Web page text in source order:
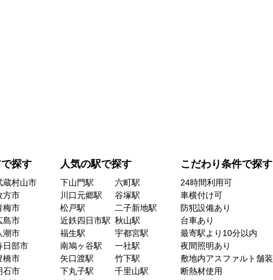
探す
蔵村山市
方市
梅市
島市
潮市
日部市
橋市
石市
人気の駅で探す
下山門駅
六町駅
川口元郷駅
谷塚駅
松戸駅
二子新地駅
近鉄四日市駅 秋山駅
福生駅
宇都宮駅
南鳩ヶ谷駅
一社駅
矢口渡駅
竹下駅
下丸子駅
千里山駅
こだわり条件で探す
24時間利用可
車横付け可
防犯設備あり
台車あり
最寄駅より10分以内
夜間照明あり
敷地内アスファルト舗装
断熱材使用